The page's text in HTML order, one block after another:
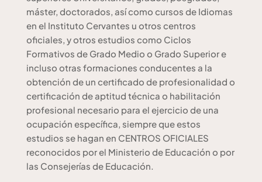
máster, doctorados, así como cursos de Idiomas
en el Instituto Cervantes u otros centros
oficiales, y otros estudios como Ciclos
Formativos de Grado Medio o Grado Superior e
incluso otras formaciones conducentes a la
obtención de un certificado de profesionalidad o
certificación de aptitud técnica o habilitación
profesional necesario para el ejercicio de una
ocupación específica, siempre que estos
estudios se hagan en CENTROS OFICIALES
reconocidos por el Ministerio de Educación o por
las Consejerías de Educación.